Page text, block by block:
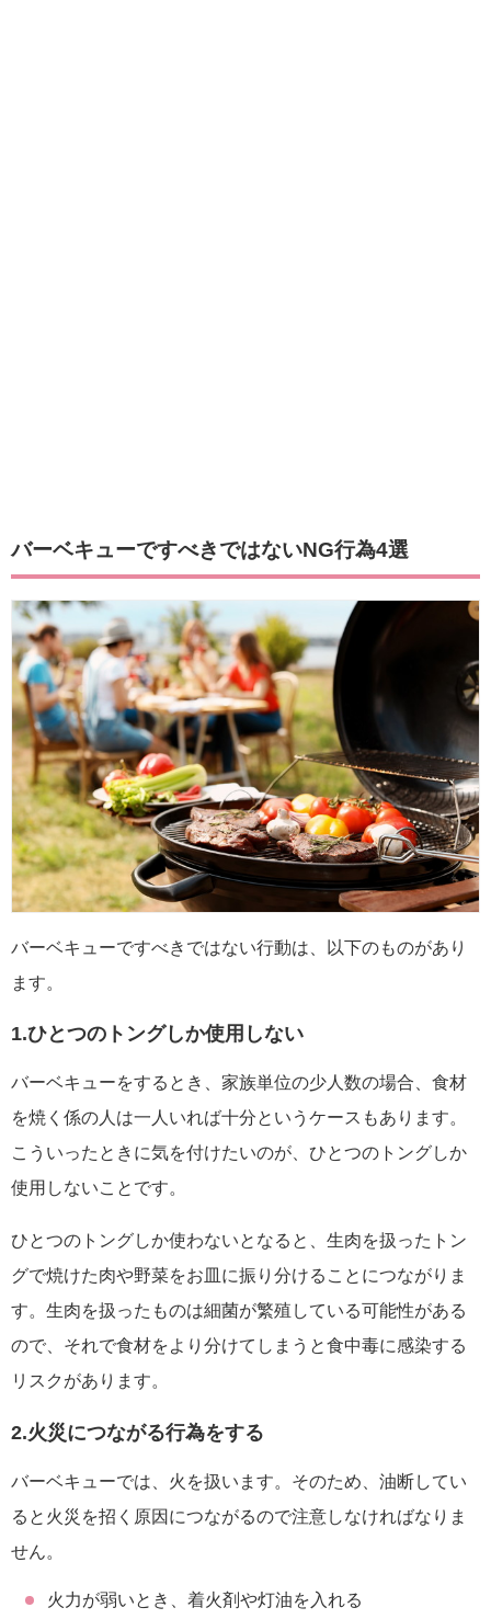
バーベキューですべきではないNG行為4選
バーベキューですべきではない行動は、以下のものがあり
ます。
1.ひとつのトングしか使用しない
バーベキューをするとき、家族単位の少人数の場合、食材
を焼く係の人は一人いれば十分というケースもあります。
こういったときに気を付けたいのが、ひとつのトングしか
使用しないことです。
ひとつのトングしか使わないとなると、生肉を扱ったトン
グで焼けた肉や野菜をお皿に振り分けることにつながりま
す。生肉を扱ったものは細菌が繁殖している可能性がある
ので、それで食材をより分けてしまうと食中毒に感染する
リスクがあります。
2.火災につながる行為をする
バーベキューでは、火を扱います。そのため、油断してい
ると火災を招く原因につながるので注意しなければなりま
せん。
火力が弱いとき、着火剤や灯油を入れる